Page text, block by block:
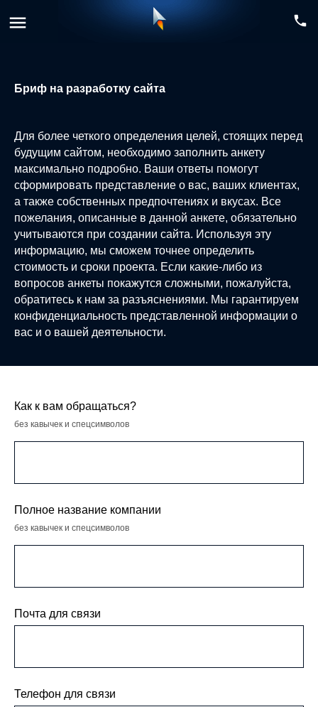
menu phone
Бриф на разработку сайта
Для более четкого определения целей, стоящих перед
будущим сайтом, необходимо заполнить анкету
максимально подробно. Ваши ответы помогут
сформировать представление о вас, ваших клиентах,
а также собственных предпочтениях и вкусах. Все
пожелания, описанные в данной анкете, обязательно
учитываются при создании сайта. Используя эту
информацию, мы сможем точнее определить
стоимость и сроки проекта. Если какие-либо из
вопросов анкеты покажутся сложными, пожалуйста,
обратитесь к нам за разъяснениями. Мы гарантируем
конфиденциальность представленной информации о
вас и о вашей деятельности.
Как к вам обращаться?
без кавычек и спецсимволов
Полное название компании
без кавычек и спецсимволов
Почта для связи
Телефон для связи